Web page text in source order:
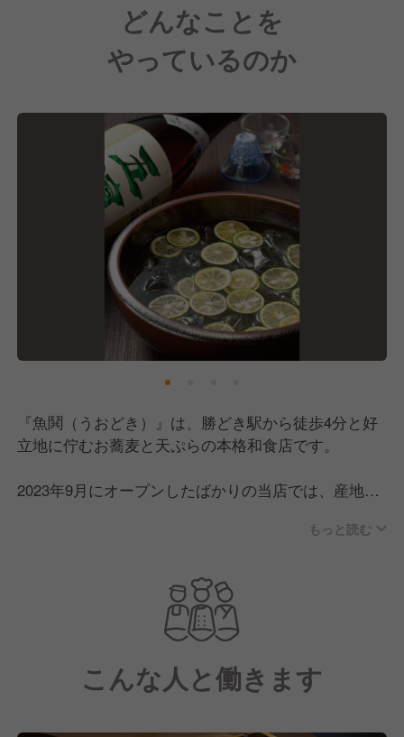
どんなことを
やっているのか
『魚鬨（うおどき）』は、勝どき駅から徒歩4分と好
立地に佇むお蕎麦と天ぷらの本格和食店です。
2023年9月にオープンしたばかりの当店では、産地と
本日のお刺身、旬の素材の天ぷらなど、逸品料理など
ーをご用意しています。
雰囲気の店内は、落ち着いた和の大人空間。
カウンタ―キッチンのためお客様との距離も近く、そ
の臨場感もお楽しみいただいています！
もっと読む
こんな人と働きます